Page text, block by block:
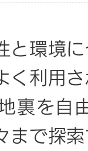
と環境
く利用
裏を自
まで探